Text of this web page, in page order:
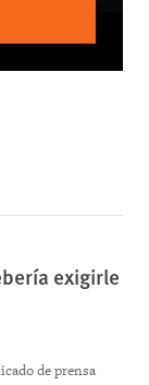
exigirle
de prensa